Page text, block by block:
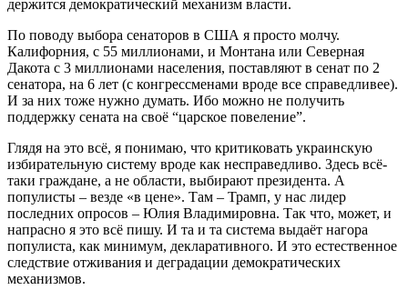
держится демократический механизм власти.
По поводу выбора сенаторов в США я просто молчу.
Калифорния, с 55 миллионами, и Монтана или Северная
Дакота с 3 миллионами населения, поставляют в сенат по 2
сенатора, на 6 лет (с конгрессменами вроде все справедливее).
И за них тоже нужно думать. Ибо можно не получить
поддержку сената на своё “царское повеление”.
Глядя на это всё, я понимаю, что критиковать украинскую
избирательную систему вроде как несправедливо. Здесь всё-
таки граждане, а не области, выбирают президента. А
популисты – везде «в цене». Там – Трамп, у нас лидер
последних опросов – Юлия Владимировна. Так что, может, и
напрасно я это всё пишу. И та и та система выдаёт нагора
популиста, как минимум, декларативного. И это естественное
следствие отживания и деградации демократических
механизмов.